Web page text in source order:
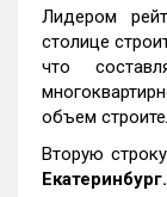
Лидером
столице
что
объем
Вторую